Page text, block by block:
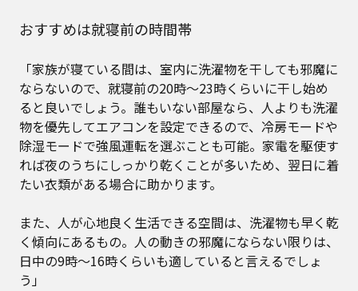
おすすめは就寝前の時間帯
「家族が寝ている間は、室内に洗濯物を干しても邪魔に
ならないので、就寝前の20時〜23時くらいに干し始め
ると良いでしょう。誰もいない部屋なら、人よりも洗濯
物を優先してエアコンを設定できるので、冷房モードや
除湿モードで強風運転を選ぶことも可能。家電を駆使す
れば夜のうちにしっかり乾くことが多いため、翌日に着
たい衣類がある場合に助かります。
また、人が心地良く生活できる空間は、洗濯物も早く乾
く傾向にあるもの。人の動きの邪魔にならない限りは、
日中の9時〜16時くらいも適していると言えるでしょ
う」